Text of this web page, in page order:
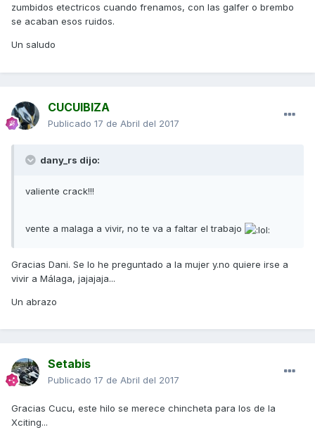
zumbidos etectricos cuando frenamos, con las galfer o brembo
se acaban esos ruidos.
Un saludo
CUCUIBIZA
Publicado 17 de Abril del 2017
dany_rs dijo:
valiente crack!!!
vente a malaga a vivir, no te va a faltar el trabajo
Gracias Dani. Se lo he preguntado a la mujer y.no quiere irse a
vivir a Málaga, jajajaja...
Un abrazo
Setabis
Publicado 17 de Abril del 2017
Gracias Cucu, este hilo se merece chincheta para los de la
Xciting...